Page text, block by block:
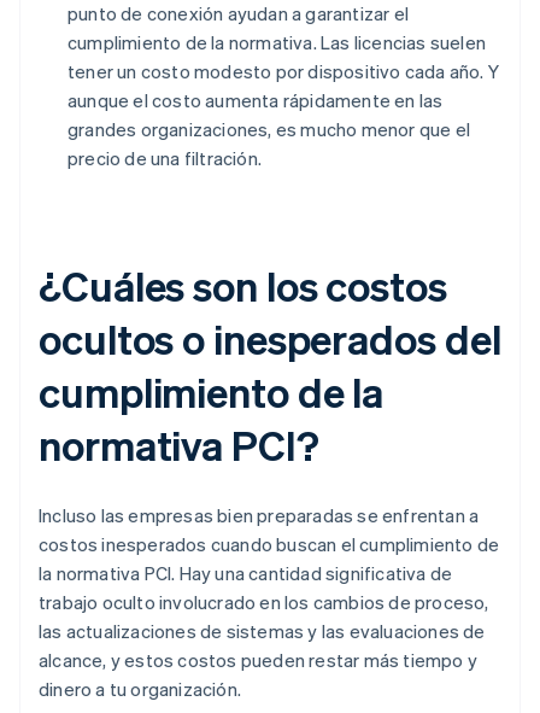
punto de conexión ayudan a garantizar el
cumplimiento de la normativa. Las licencias suelen
tener un costo modesto por dispositivo cada año. Y
aunque el costo aumenta rápidamente en las
grandes organizaciones, es mucho menor que el
precio de una filtración.
¿Cuáles son los costos
ocultos o inesperados del
cumplimiento de la
normativa PCI?
Incluso las empresas bien preparadas se enfrentan a
costos inesperados cuando buscan el cumplimiento de
la normativa PCI. Hay una cantidad significativa de
trabajo oculto involucrado en los cambios de proceso,
las actualizaciones de sistemas y las evaluaciones de
alcance, y estos costos pueden restar más tiempo y
dinero a tu organización.